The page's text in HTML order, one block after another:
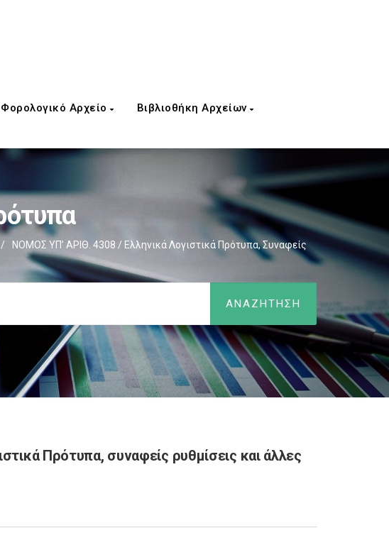
Φορολογικό Αρχείο Βιβλιοθήκη Αρχείων
/
NOMOΣ ΥΠ’ ΑΡΙΘ. 4308 / Eλληνικά Λογιστικά Πρότυπα, Συναφείς
Πρότυπα, συναφείς ρυθμίσεις και άλλες